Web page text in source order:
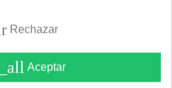
Rechazar
Aceptar